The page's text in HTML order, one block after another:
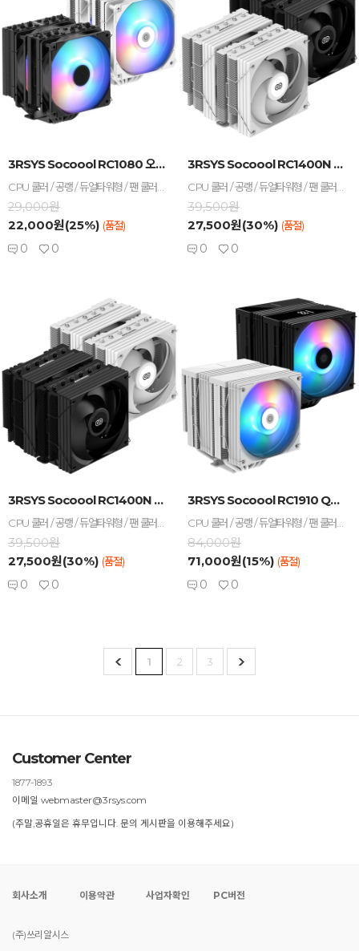
3RSYS Socoool RC1080 오토 RGB ...
29,000원
22,000원(25%) (품절)
0 0
3RSYS Socoool RC1400N Quiet ...
39,500원
27,500원(30%) (품절)
0 0
3RSYS Socoool RC1400N Quiet ...
39,500원
27,500원(30%) (품절)
0 0
3RSYS Socoool RC1910 Quiet 쌍...
84,000원
71,000원(15%) (품절)
0 0
1 2 3
Customer Center
1877-1893
이메일 webmaster@3rsys.com
(주말,공휴일은 휴무입니다. 문의 게시판을 이용해주세요)
회사소개 이용약관 사업자확인 PC버전
(주)쓰리알시스